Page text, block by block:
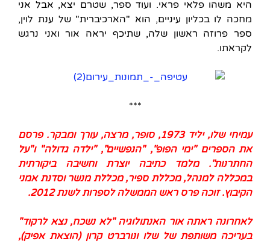
היא משהו פלאי פראי. ועוד ספר, שטרם יצא, אבל אני
מחכה לו בכליון עיניים, הוא "הארכיברית" של ענת לוין,
ספר פרוזה ראשון שלה, שתיכף יראה אור ואני נרגש
לקראתו.
***
עמיחי שלו, יליד 1973, סופר, מרצה, עורך ומבקר. פרסם
את הספרים "ימי הפופ", "הנפשיים", "ילדה גדולה" ו"על
החתרנות". מלמד כתיבה יוצרת וחשיבה ביקורתית
במכללה למנהל, מכללת ספיר, מכללת מנשר וסדנת אמני
הקיבוץ. זוכה פרס ראש הממשלה לספרות לשנת 2012.
לאחרונה ראתה אור האנתולוגיה "לא נשכח, נצא לרקוד"
בעריכה משותפת של שלו ונורברט קרון (הוצאת אפיק),